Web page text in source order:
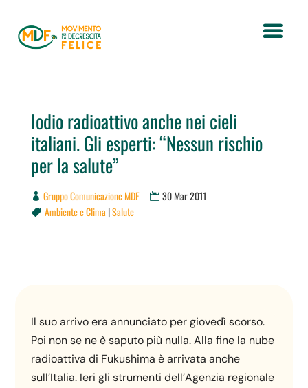
Iodio radioattivo anche nei cieli
italiani. Gli esperti: “Nessun rischio
per la salute”
Gruppo Comunicazione MDF 30 Mar 2011
 Ambiente e Clima |Salute
Il suo arrivo era annunciato per giovedì scorso.
Poi non se ne è saputo più nulla. Alla fine la nube
radioattiva di Fukushima è arrivata anche
sull’Italia. Ieri gli strumenti dell’Agenzia regionale